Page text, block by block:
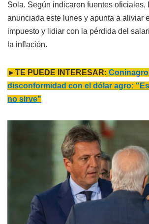
Sola. Según indicaron fuentes oficiales,
anunciada este lunes y apunta a aliviar
impuesto y lidiar con la pérdida del
la inflación.
►TE PUEDE INTERESAR:
disconformidad con el dólar agro:
no sirve"